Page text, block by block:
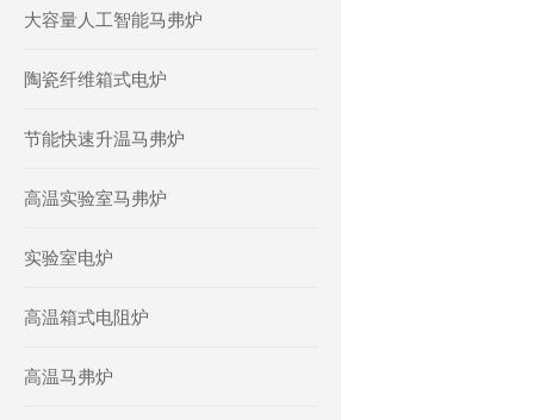
大容量人工智能马弗炉
陶瓷纤维箱式电炉
节能快速升温马弗炉
高温实验室马弗炉
实验室电炉
高温箱式电阻炉
高温马弗炉